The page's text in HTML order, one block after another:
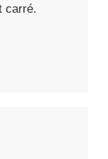
carré.